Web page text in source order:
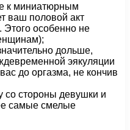
к миниатюрным
ваш половой акт
особенно не
дольше,
эякуляции
до оргазма, не кончив
со стороны девушки и
самые смелые